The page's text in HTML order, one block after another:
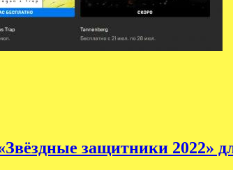
защитники 2022»